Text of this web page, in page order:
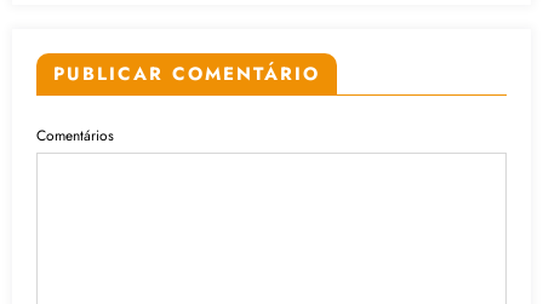
PUBLICAR COMENTÁRIO
Comentários